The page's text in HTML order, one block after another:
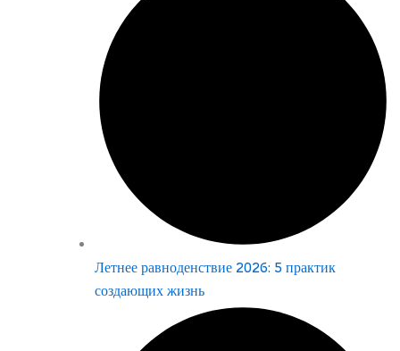
Летнее равноденствие 2026: 5 практик
создающих жизнь